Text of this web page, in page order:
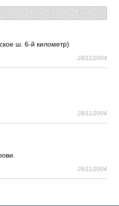
ш. 6-й километр)
28/11/2004
28/11/2004
28/11/2004